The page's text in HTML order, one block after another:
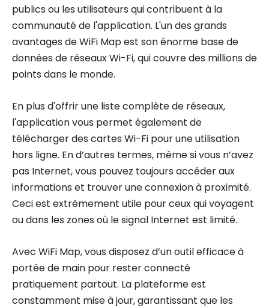
publics ou les utilisateurs qui contribuent à la
communauté de l'application. L'un des grands
avantages de WiFi Map est son énorme base de
données de réseaux Wi-Fi, qui couvre des millions de
points dans le monde.
En plus d'offrir une liste complète de réseaux,
l'application vous permet également de
télécharger des cartes Wi-Fi pour une utilisation
hors ligne. En d’autres termes, même si vous n’avez
pas Internet, vous pouvez toujours accéder aux
informations et trouver une connexion à proximité.
Ceci est extrêmement utile pour ceux qui voyagent
ou dans les zones où le signal Internet est limité.
Avec WiFi Map, vous disposez d’un outil efficace à
portée de main pour rester connecté
pratiquement partout. La plateforme est
constamment mise à jour, garantissant que les